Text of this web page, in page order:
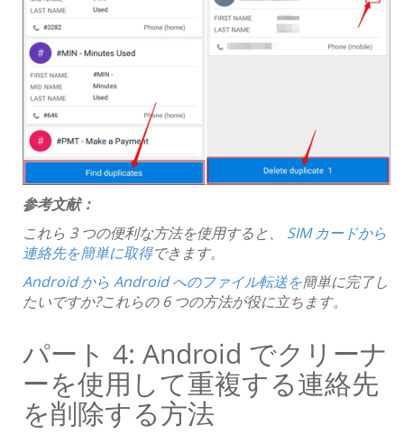
参考文献：
これら 3 つの便利な方法を使用すると、 SIM カードから
連絡先を簡単に取得できます。
Android から Android へのファイル転送を簡単に完了し
たいですか?これらの 6 つの方法が役に立ちます。
パート 4: Android でクリーナ
ーを使用して重複する連絡先
を削除する方法